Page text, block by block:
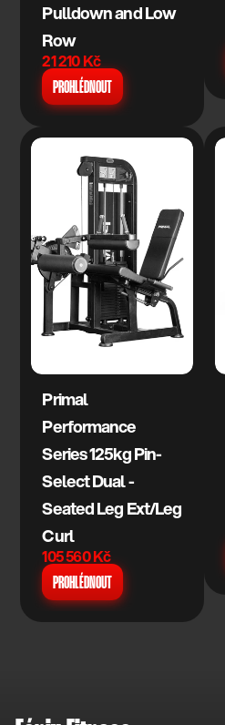
Pulldown and Low
Row
21 210 Kč
PROHLÉDNOUT
Primal
Performance
Series 125kg Pin-
Select Dual -
Seated Leg Ext/Leg
Curl
105 560 Kč
PROHLÉDNOUT